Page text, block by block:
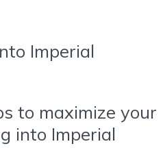
Imperial
to maximize your
into Imperial